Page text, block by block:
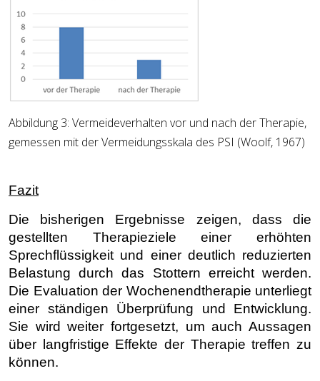
Abbildung 3: Vermeideverhalten vor und nach der Therapie,
gemessen mit der Vermeidungsskala des PSI (Woolf, 1967)
Fazit
Die bisherigen Ergebnisse zeigen, dass die
gestellten Therapieziele einer erhöhten
Sprechflüssigkeit und einer deutlich reduzierten
Belastung durch das Stottern erreicht werden.
Die Evaluation der Wochenendtherapie unterliegt
einer ständigen Überprüfung und Entwicklung.
Sie wird weiter fortgesetzt, um auch Aussagen
über langfristige Effekte der Therapie treffen zu
können.